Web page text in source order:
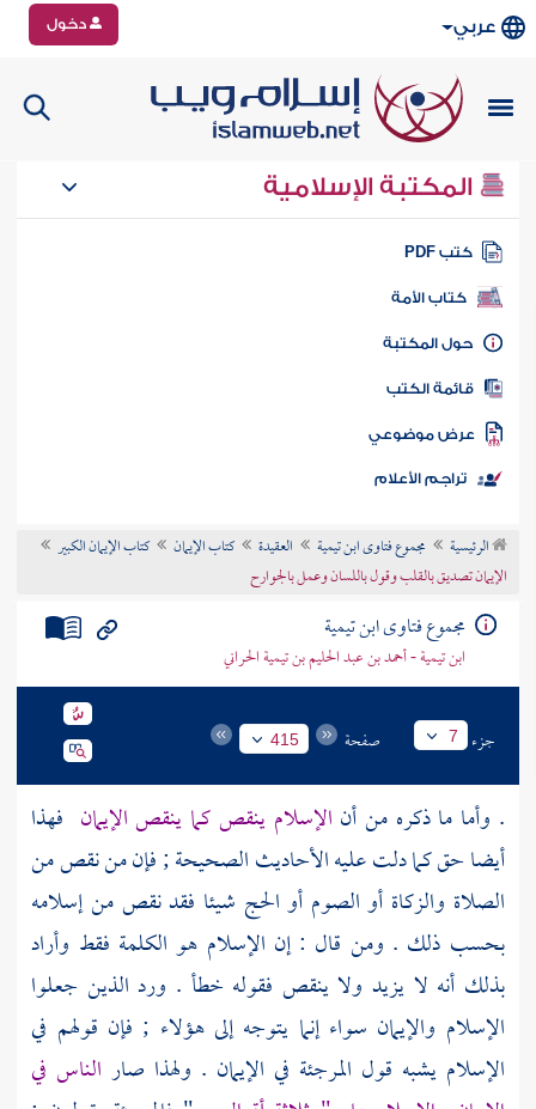
عربي دخول
المكتبة الإسلامية
كتب PDF
كتاب الأمة
المكتبة
الكتب
موضوعي
تراجم الأعلام
الرئيسية مجموع فتاوى ابن تيمية العقيدة كتاب الإيمان
كتاب الإيمان الكبير
الإيمان تصديق بالقلب وقول باللسان وعمل بالجوارح
مجموع فتاوى ابن تيمية
ابن تيمية - أحمد بن عبد الحليم بن تيمية الحراني
جزء 7 صفحة 415
. وأما ما ذكره من أن الإسلام ينقص كما ينقص الإيمان فهذا
أيضا حق كما دلت عليه الأحاديث الصحيحة ; فإن من نقص من
الصلاة والزكاة أو الصوم أو الحج شيئا فقد نقص من إسلامه
بحسب ذلك . ومن قال : إن الإسلام هو الكلمة فقط وأراد
بذلك أنه لا يزيد ولا ينقص فقوله خطأ . ورد الذين جعلوا
الإسلام والإيمان سواء إنما يتوجه إلى هؤلاء ; فإن قولهم في
الإسلام يشبه قول المرجئة في الإيمان . ولهذا صار الناس في